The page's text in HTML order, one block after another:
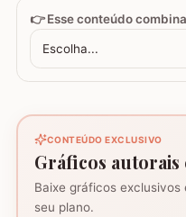
👉 Esse conteúdo
Escolha...
CONTEÚDO EXCLUSIVO
Gráficos autorais
Baixe gráficos
seu plano.